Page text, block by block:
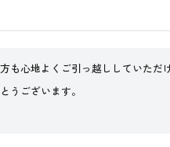
も心地よくご引っ越ししていただ
うございます。